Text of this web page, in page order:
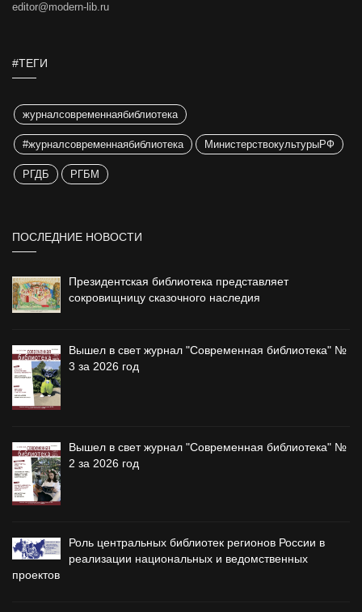
editor@modern-lib.ru
#ТЕГИ
журналсовременнаябиблиотека
#журналсовременнаябиблиотека МинистерствокультурыРФ
РГДБ РГБМ
ПОСЛЕДНИЕ НОВОСТИ
Президентская библиотека представляет
сокровищницу сказочного наследия
Вышел в свет журнал "Современная библиотека" №
3 за 2026 год
Вышел в свет журнал "Современная библиотека" №
2 за 2026 год
Роль центральных библиотек регионов России в
реализации национальных и ведомственных
проектов